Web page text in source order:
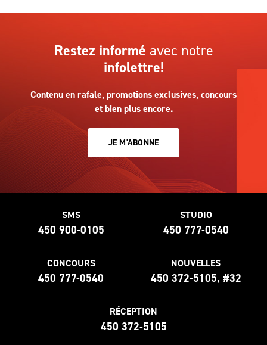
Restez informé avec notre
infolettre!
Contenu en rafale, promotions exclusives, concours
et bien plus encore.
JE M'ABONNE
SMS
450 900-0105
STUDIO
450 777-0540
CONCOURS
450 777-0540
NOUVELLES
450 372-5105, #32
RÉCEPTION
450 372-5105